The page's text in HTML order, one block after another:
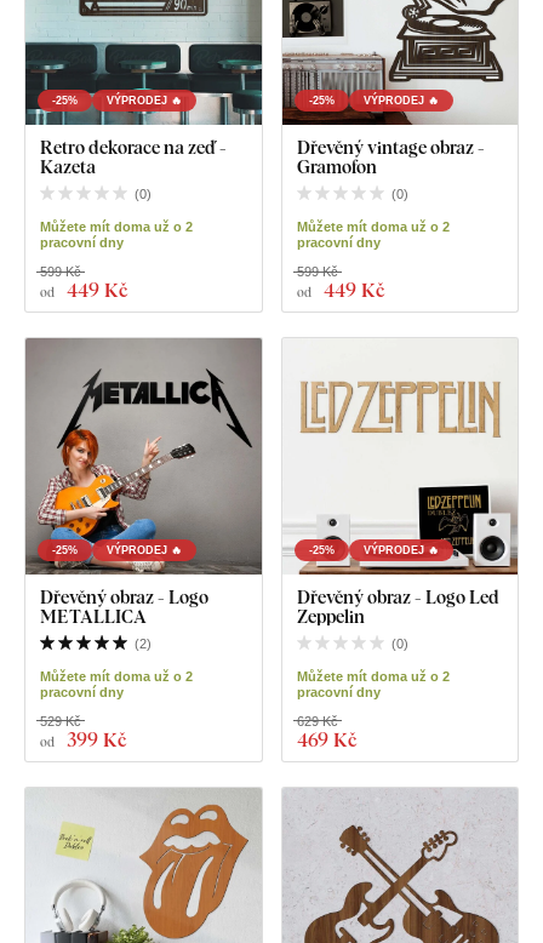
-25% VÝPRODEJ 🔥
Retro dekorace na zeď -
Kazeta
(0)
Můžete mít doma už o 2
pracovní dny
od 449 Kč
599 Kč
-25% VÝPRODEJ 🔥
Dřevěný vintage obraz -
Gramofon
(0)
Můžete mít doma už o 2
pracovní dny
od 449 Kč
599 Kč
-25% VÝPRODEJ 🔥
Dřevěný obraz - Logo
METALLICA
(2)
Můžete mít doma už o 2
pracovní dny
od 399 Kč
529 Kč
-25% VÝPRODEJ 🔥
Dřevěný obraz - Logo Led
Zeppelin
(0)
Můžete mít doma už o 2
pracovní dny
469 Kč
629 Kč